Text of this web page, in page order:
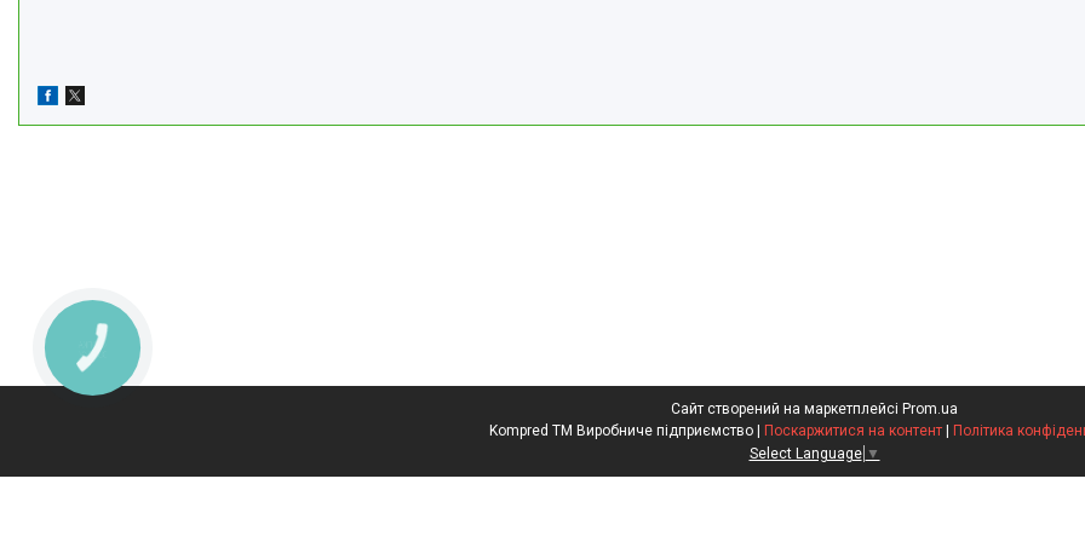
Сайт створений на маркетплейсі Prom.ua
Kompred TM Виробниче підприємство | Поскаржитися на контент | Політика
Select Language ▼
КНОПКА
ЗВ'ЯЗКУ